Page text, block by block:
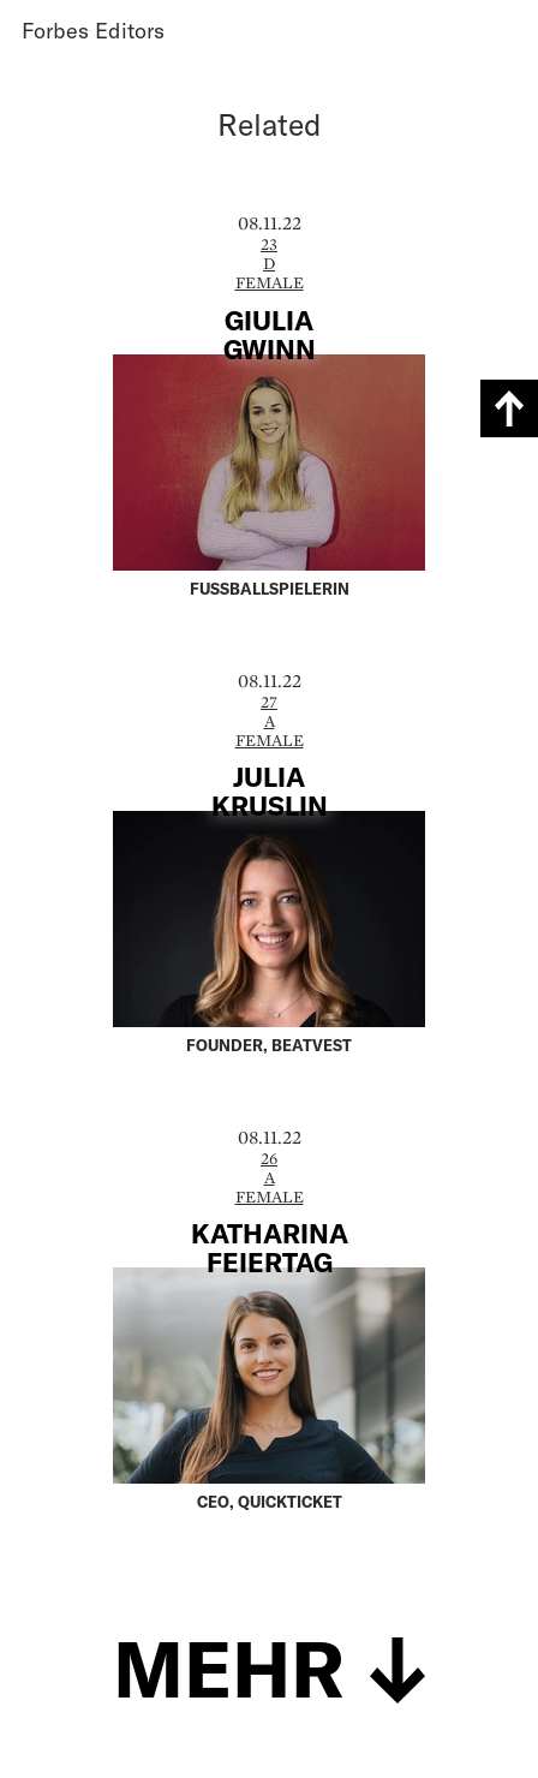
Forbes Editors
Related
08.11.22
23
D
FEMALE
GIULIA
GWINN
FUSSBALLSPIELERIN
08.11.22
27
A
FEMALE
JULIA
KRUSLIN
FOUNDER, BEATVEST
08.11.22
26
A
FEMALE
KATHARINA
FEIERTAG
CEO, QUICKTICKET
MEHR